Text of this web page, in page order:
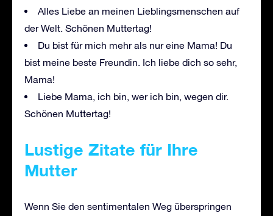
Alles Liebe an meinen Lieblingsmenschen auf
der Welt. Schönen Muttertag!
Du bist für mich mehr als nur eine Mama! Du
bist meine beste Freundin. Ich liebe dich so sehr,
Mama!
Liebe Mama, ich bin, wer ich bin, wegen dir.
Schönen Muttertag!
Lustige Zitate für Ihre
Mutter
Wenn Sie den sentimentalen Weg überspringen